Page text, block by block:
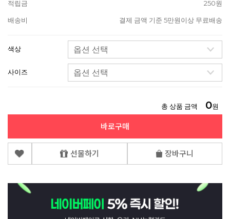
적립금
250원
배송비 결제 금액 기준 5만원이상 무료배송
색상
사이즈
총 상품 금액 0원
바로구매
선물하기 장바구니